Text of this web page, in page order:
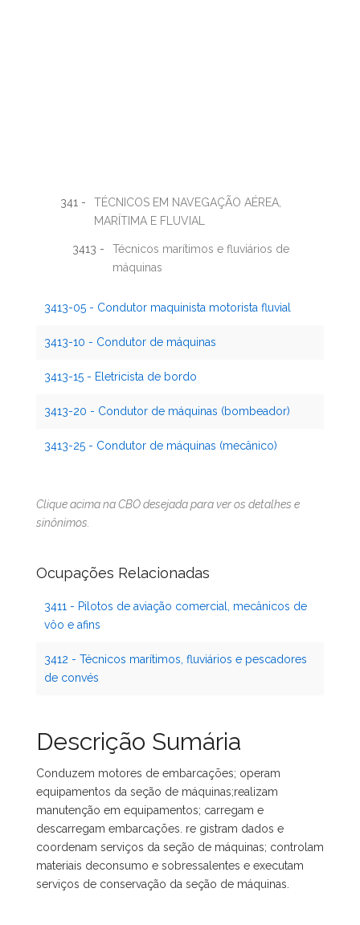
341 -
TÉCNICOS EM NAVEGAÇÃO AÉREA,
MARÍTIMA E FLUVIAL
3413 -
Técnicos marítimos e fluviários de
máquinas
3413-05 - Condutor maquinista motorista fluvial
3413-10 - Condutor de máquinas
3413-15 - Eletricista de bordo
3413-20 - Condutor de máquinas (bombeador)
3413-25 - Condutor de máquinas (mecânico)
Clique acima na CBO desejada para ver os detalhes e
sinônimos.
Ocupações Relacionadas
3411 - Pilotos de aviação comercial, mecânicos de
vôo e afins
3412 - Técnicos marítimos, fluviários e pescadores
de convés
Descrição Sumária
Conduzem motores de embarcações; operam
equipamentos da seção de máquinas;realizam
manutenção em equipamentos; carregam e
descarregam embarcações. re gistram dados e
coordenam serviços da seção de máquinas; controlam
materiais deconsumo e sobressalentes e executam
serviços de conservação da seção de máquinas.